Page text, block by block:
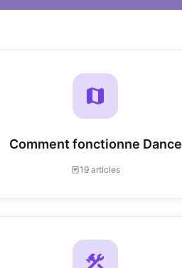
Comment fonctionne Dance
19 articles